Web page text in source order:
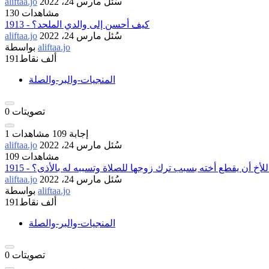
130 مشاهدات
1913 - كيف أحسن إلى والدي الملحد؟
aliftaa.jo
سُئل مارس 24، 2022
aliftaa.jo
191ألف نقاط
المنجيات-والبر-والصلة
0 تصويتات
1 إجابة 109 مشاهدات
aliftaa.jo
سُئل مارس 24، 2022
109 مشاهدات
يحل للأخ أن يقطع أخته بسبب ترك زوجها للصلاة وتسببه له بالأذى؟
aliftaa.jo
سُئل مارس 24، 2022
aliftaa.jo
191ألف نقاط
المنجيات-والبر-والصلة
0 تصويتات